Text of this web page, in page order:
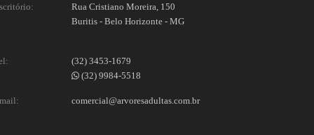
Rua Cristiano Moreira, 150
Buritis - Belo Horizonte - MG
(32) 3453-1679
(32) 9984-5518
comercial@arvoresadultas.com.br